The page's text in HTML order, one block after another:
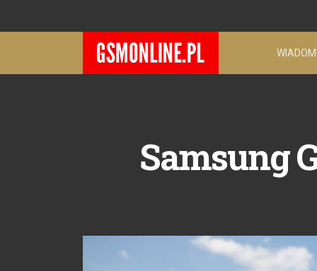
Samsung